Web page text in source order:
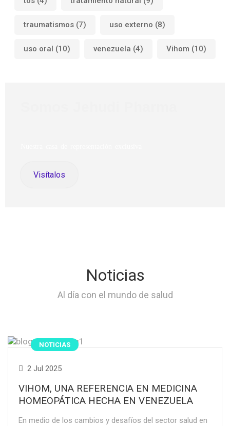
traumatismos (7) uso externo (8)
uso oral (10) venezuela (4) Vihom (10)
Visítalos
Noticias
Al día con el mundo de salud
NOTICIAS
2 Jul 2025
VIHOM, UNA REFERENCIA EN MEDICINA
HOMEOPÁTICA HECHA EN VENEZUELA
En medio de los cambios y desafíos del sector salud en